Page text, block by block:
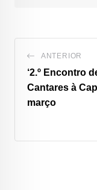
ANTERIOR
‘2.º Encontro
Cantares à
março